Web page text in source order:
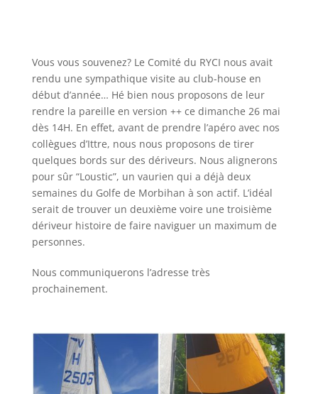
Vous vous souvenez? Le Comité du RYCI nous avait
rendu une sympathique visite au club-house en
début d’année… Hé bien nous proposons de leur
rendre la pareille en version ++ ce dimanche 26 mai
dès 14H. En effet, avant de prendre l’apéro avec nos
collègues d’Ittre, nous nous proposons de tirer
quelques bords sur des dériveurs. Nous alignerons
pour sûr “Loustic”, un vaurien qui a déjà deux
semaines du Golfe de Morbihan à son actif. L’idéal
serait de trouver un deuxième voire une troisième
dériveur histoire de faire naviguer un maximum de
personnes.
Nous communiquerons l’adresse très
prochainement.